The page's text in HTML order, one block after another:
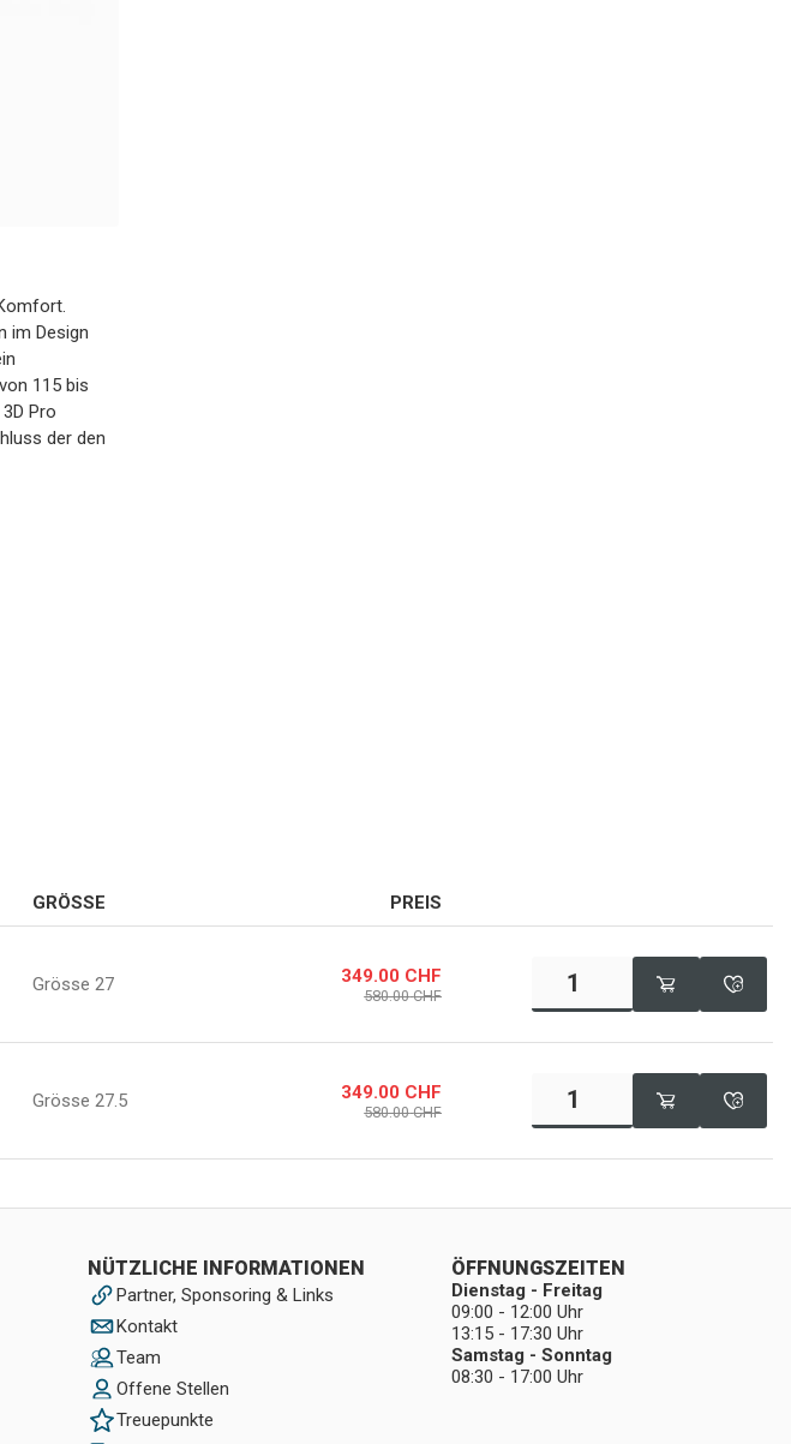
im Design
115 bis
Pro
der den
GRÖSSE PREIS
Grösse 27 349.00 CHF
580.00 CHF
Grösse 27.5 349.00 CHF
580.00 CHF
NÜTZLICHE INFORMATIONEN
Partner, Sponsoring & Links
Kontakt
Team
Offene Stellen
Treuepunkte
ÖFFNUNGSZEITEN
Dienstag - Freitag
09:00 - 12:00 Uhr
13:15 - 17:30 Uhr
Samstag - Sonntag
08:30 - 17:00 Uhr